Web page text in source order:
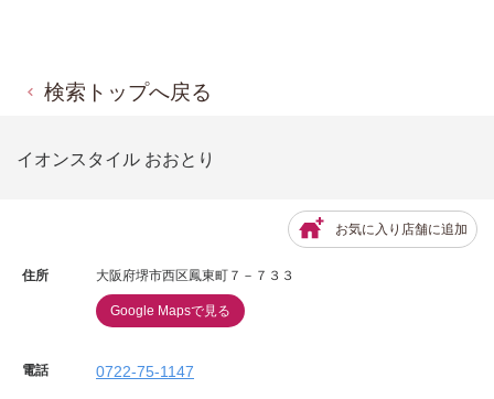
検索トップへ戻る
イオンスタイル おおとり
お気に入り店舗に追加
住所 大阪府堺市西区鳳東町７－７３３
Google Mapsで見る
電話 0722-75-1147